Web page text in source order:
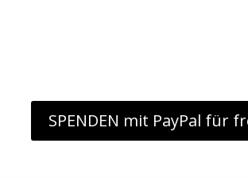
SPENDEN mit PayPal für